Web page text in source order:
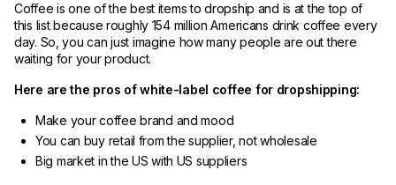
Coffee is one of the best items to dropship and is at the top of
this list because roughly 154 million Americans drink coffee every
day. So, you can just imagine how many people are out there
waiting for your product.
Here are the pros of white-label coffee for dropshipping:
Make your coffee brand and mood
You can buy retail from the supplier, not wholesale
Big market in the US with US suppliers